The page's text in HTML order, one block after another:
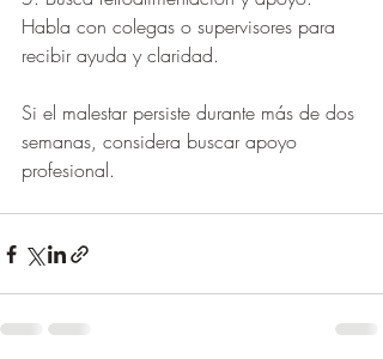
Habla con colegas o supervisores para
recibir ayuda y claridad.
Si el malestar persiste durante más de dos
semanas, considera buscar apoyo
profesional.